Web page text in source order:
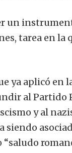
un
tarea en la
ya aplicó en
al Partido
y al
siendo